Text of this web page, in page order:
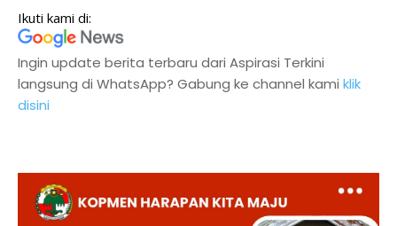
Ikuti kami di:
Ingin update berita terbaru dari Aspirasi Terkini
langsung di WhatsApp? Gabung ke channel kami klik
disini